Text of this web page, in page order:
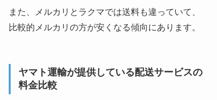
また、メルカリとラクマでは送料も違っていて、
比較的メルカリの方が安くなる傾向にあります。
ヤマト運輸が提供している配送サービスの
料金比較